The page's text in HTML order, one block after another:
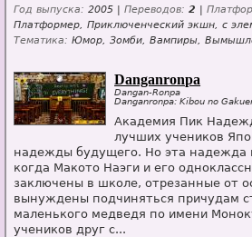
Год выпуска: 2005 | Переводов: 2
Платформер, Приключенческий экшн, с
Тематика: Юмор, Зомби, Вампиры,
Danganronpa
Dangan-Ronpa
Danganronpa: Kibou no
Академия Пик
лучших учеников
надежды будущего. Но эта надежда
когда Макото Наэги и его
заключены в школе, отрезанные от
вынуждены подчиняться причудам
маленького медведя по имени
учеников друг с...